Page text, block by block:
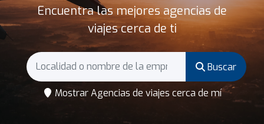
Encuentra las mejores agencias de
viajes cerca de ti
Buscar
Mostrar Agencias de viajes cerca de mí